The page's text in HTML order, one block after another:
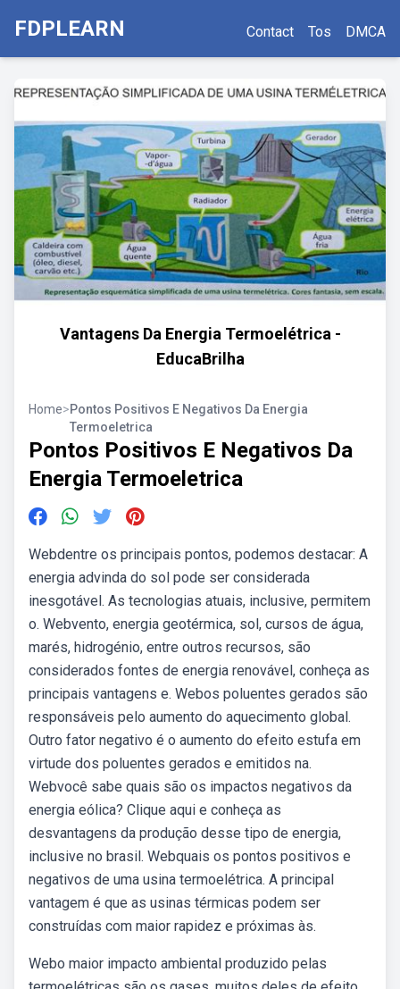
FDPLEARN Contact Tos DMCA
Vantagens Da Energia Termoelétrica -
EducaBrilha
Home>Pontos Positivos E Negativos Da Energia
Termoeletrica
Pontos Positivos E Negativos Da
Energia Termoeletrica
Webdentre os principais pontos, podemos destacar: A
energia advinda do sol pode ser considerada
inesgotável. As tecnologias atuais, inclusive, permitem
o. Webvento, energia geotérmica, sol, cursos de água,
marés, hidrogénio, entre outros recursos, são
considerados fontes de energia renovável, conheça as
principais vantagens e. Webos poluentes gerados são
responsáveis pelo aumento do aquecimento global.
Outro fator negativo é o aumento do efeito estufa em
virtude dos poluentes gerados e emitidos na.
Webvocê sabe quais são os impactos negativos da
energia eólica? Clique aqui e conheça as
desvantagens da produção desse tipo de energia,
inclusive no brasil. Webquais os pontos positivos e
negativos de uma usina termoelétrica. A principal
vantagem é que as usinas térmicas podem ser
construídas com maior rapidez e próximas às.
Webo maior impacto ambiental produzido pelas